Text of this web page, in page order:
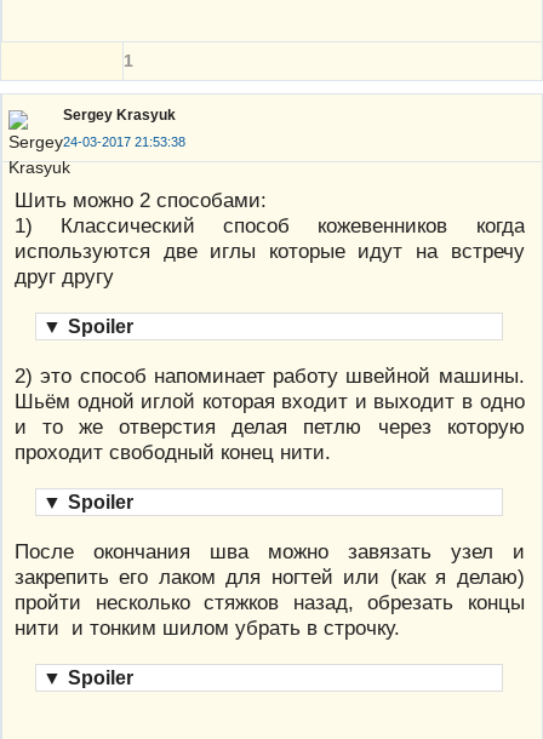
1
Sergey Krasyuk
24-03-2017 21:53:38
Шить можно 2 способами:
1) Классический способ кожевенников когда
используются две иглы которые идут на встречу
друг другу
▼ Spoiler
2) это способ напоминает работу швейной машины.
Шьём одной иглой которая входит и выходит в одно
и то же отверстия делая петлю через которую
проходит свободный конец нити.
▼ Spoiler
После окончания шва можно завязать узел и
закрепить его лаком для ногтей или (как я делаю)
пройти несколько стяжков назад, обрезать концы
нити и тонким шилом убрать в строчку.
▼ Spoiler